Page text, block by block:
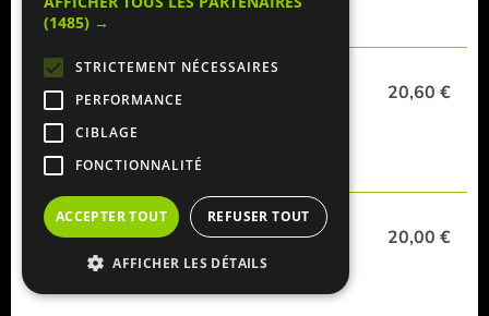
Gratin saumon
pommes de terre, béchamel, emmental, saumon 20,60 €
Gratin thon
pommes de terre, béchamel, emmental, thon 20,00 €
(1485) →
STRICTEMENT NÉCESSAIRES
PERFORMANCE
CIBLAGE
FONCTIONNALITÉ
ACCEPTER TOUT REFUSER TOUT
AFFICHER LES DÉTAILS